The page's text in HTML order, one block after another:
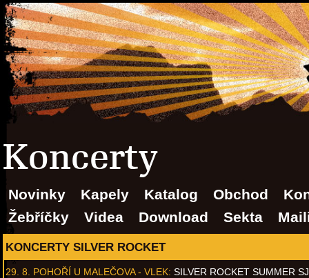
Koncerty
Novinky Kapely Katalog Obchod
Žebříčky
Videa Download Sekta
KONCERTY SILVER ROCKET
29. 8. POHOŘÍ U MALEČOVA - VLEK: SILVER ROCKET SUMMER